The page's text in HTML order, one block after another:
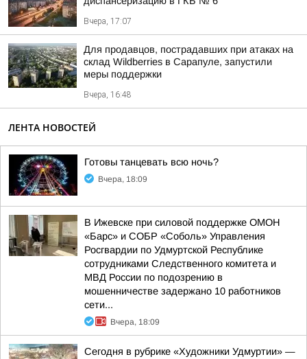
Вчера, 17:07
Для продавцов, пострадавших при атаках на
склад Wildberries в Сарапуле, запустили
меры поддержки
Вчера, 16:48
ЛЕНТА НОВОСТЕЙ
Готовы танцевать всю ночь?
Вчера, 18:09
В Ижевске при силовой поддержке ОМОН
«Барс» и СОБР «Соболь» Управления
Росгвардии по Удмуртской Республике
сотрудниками Следственного комитета и
МВД России по подозрению в
мошенничестве задержано 10 работников
сети...
Вчера, 18:09
Сегодня в рубрике «Художники Удмуртии» —